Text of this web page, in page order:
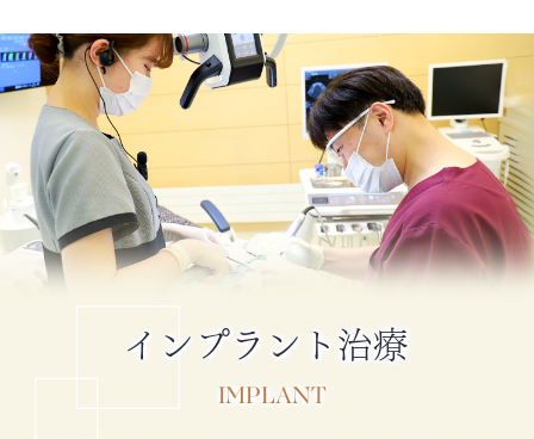
インプラント治療
IMPLANT